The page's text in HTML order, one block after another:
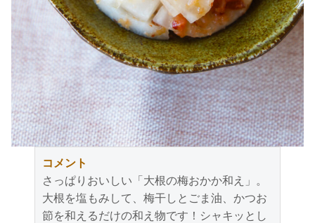
コメント
さっぱりおいしい「大根の梅おかか和え」。
大根を塩もみして、梅干しとごま油、かつお
節を和えるだけの和え物です！シャキッとし